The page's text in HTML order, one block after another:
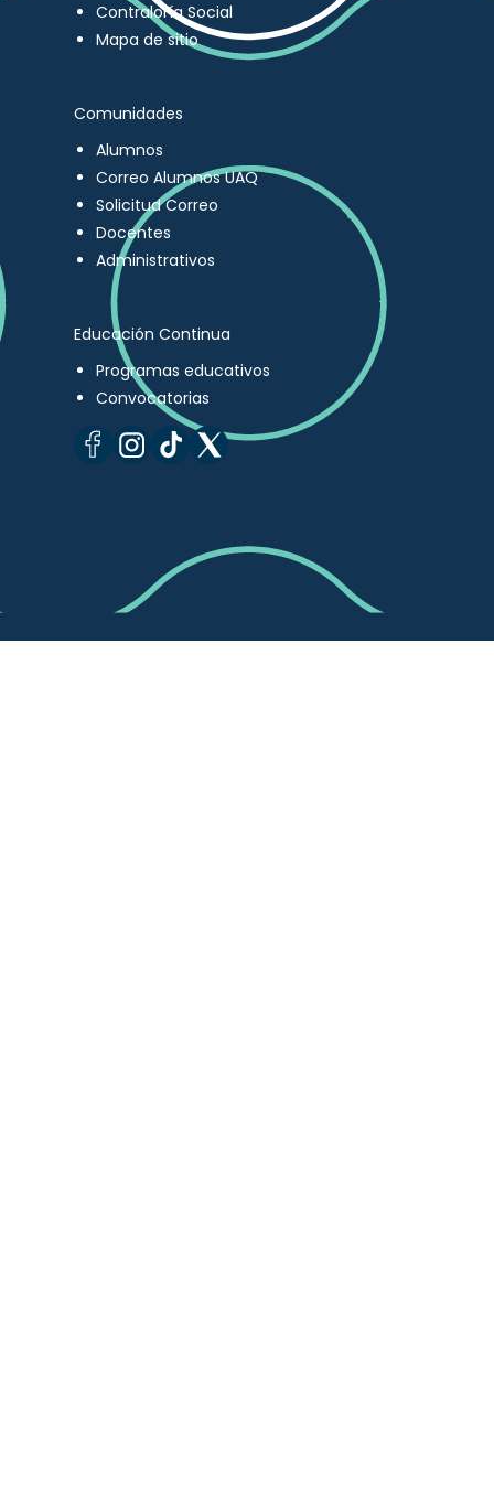
Contraloría Social
Mapa de sitio
Comunidades
Alumnos
Correo Alumnos UAQ
Solicitud Correo
Docentes
Administrativos
Educación Continua
Programas educativos
Convocatorias